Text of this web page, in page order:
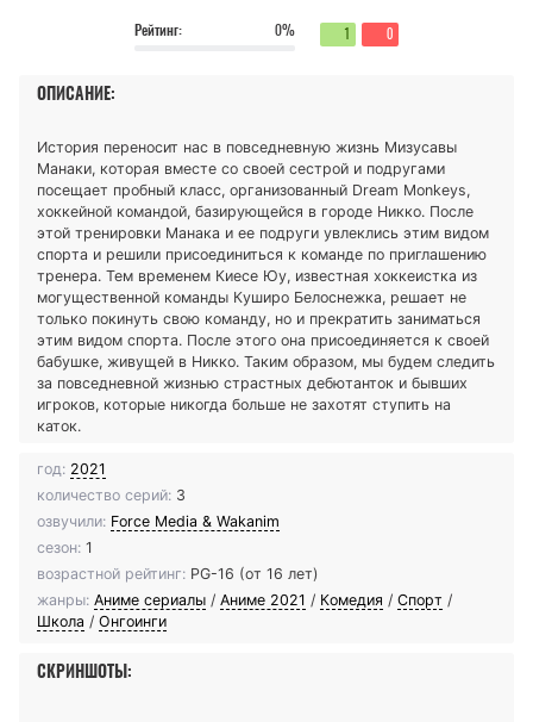
Рейтинг:
0% 1 0
ОПИСАНИЕ:
История переносит нас в повседневную жизнь Мизусавы
Манаки, которая вместе со своей сестрой и подругами
посещает пробный класс, организованный Dream Monkeys,
хоккейной командой, базирующейся в городе Никко. После
этой тренировки Манака и ее подруги увлеклись этим видом
спорта и решили присоединиться к команде по приглашению
тренера. Тем временем Киесе Юу, известная хоккеистка из
могущественной команды Куширо Белоснежка, решает не
только покинуть свою команду, но и прекратить заниматься
этим видом спорта. После этого она присоединяется к своей
бабушке, живущей в Никко. Таким образом, мы будем следить
за повседневной жизнью страстных дебютанток и бывших
игроков, которые никогда больше не захотят ступить на
каток.
год: 2021
количество серий: 3
озвучили: Force Media & Wakanim
сезон: 1
возрастной рейтинг: PG-16 (от 16 лет)
жанры: Аниме сериалы / Аниме 2021 / Комедия / Спорт /
Школа / Онгоинги
СКРИНШОТЫ: